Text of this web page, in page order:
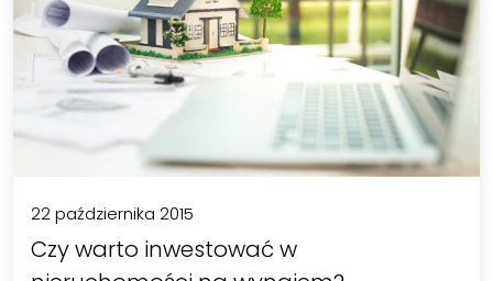
22 października 2015
Czy warto inwestować w